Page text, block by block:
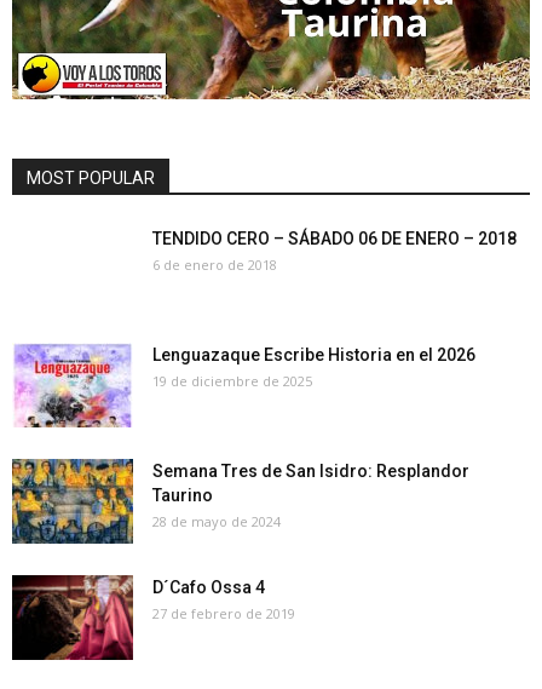
MOST POPULAR
TENDIDO CERO – SÁBADO 06 DE ENERO – 2018
6 de enero de 2018
Lenguazaque Escribe Historia en el 2026
19 de diciembre de 2025
Semana Tres de San Isidro: Resplandor
Taurino
28 de mayo de 2024
D´Cafo Ossa 4
27 de febrero de 2019